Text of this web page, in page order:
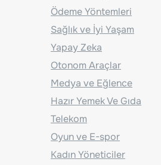
Ödeme Yöntemleri
Sağlık ve İyi Yaşam
Yapay Zeka
Otonom Araçlar
Medya ve Eğlence
Hazır Yemek Ve Gıda
Telekom
Oyun ve E-spor
Kadın Yöneticiler